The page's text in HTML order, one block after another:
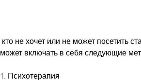
может включать в себя следующие
1. Психотерапия